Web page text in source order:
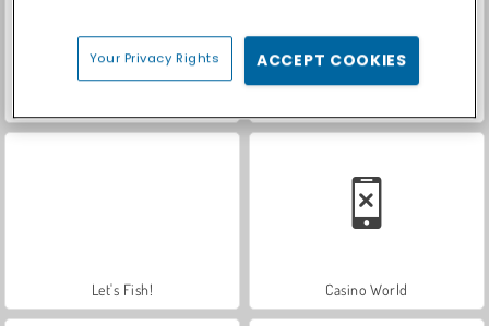
Let's Fish! Casino World
Your Privacy Rights ACCEPT COOKIES